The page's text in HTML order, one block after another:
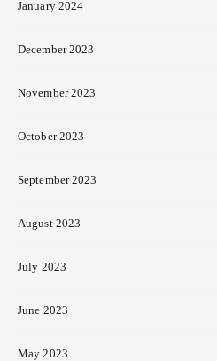
January 2024
December 2023
November 2023
October 2023
September 2023
August 2023
July 2023
June 2023
May 2023